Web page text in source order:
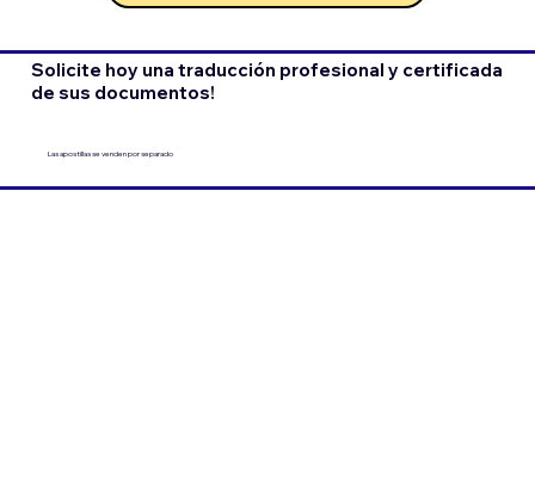
Solicite hoy una traducción profesional y certificada
de sus documentos!
Las apostillas se venden por separado